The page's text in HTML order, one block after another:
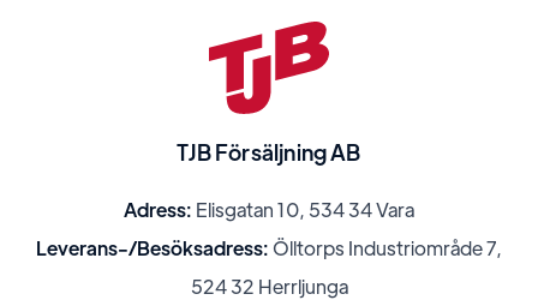
TJB Försäljning AB
Adress: Elisgatan 10, 534 34 Vara
Leverans-/Besöksadress: Ölltorps Industriområde 7,
524 32 Herrljunga